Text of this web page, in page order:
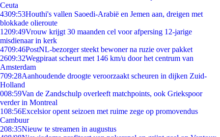
Ceuta
4309:53Houthi's vallen Saoedi-Arabië en Jemen aan, dreigen met
blokkade olieroute
1209:49Vrouw krijgt 30 maanden cel voor afpersing 12-jarige
misdienaar in kerk
4709:46PostNL-bezorger steekt bewoner na ruzie over pakket
2609:32Wegpiraat scheurt met 146 km/u door het centrum van
Amsterdam
709:28Aanhoudende droogte veroorzaakt scheuren in dijken Zuid-
Holland
008:59Van de Zandschulp overleeft matchpoints, ook Griekspoor
verder in Montreal
108:56Excelsior opent seizoen met ruime zege op promovendus
Cambuur
208:35Nieuw te streamen in augustus